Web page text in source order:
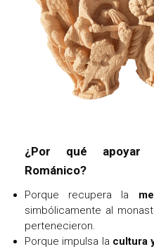
¿Por qué apoyar
Románico?
Porque recupera la
simbólicamente al
pertenecieron.
Porque impulsa la cultura